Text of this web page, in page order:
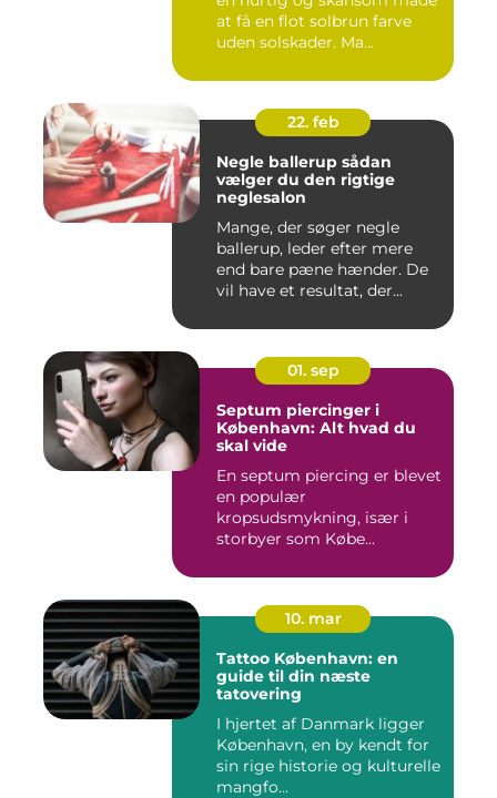
at få en flot solbrun farve
uden solskader. Ma...
22. feb
Negle ballerup sådan
vælger du den rigtige
neglesalon
Mange, der søger negle
ballerup, leder efter mere
end bare pæne hænder. De
vil have et resultat, der...
01. sep
Septum piercinger i
København: Alt hvad du
skal vide
En septum piercing er blevet
en populær
kropsudsmykning, især i
storbyer som Købe...
10. mar
Tattoo København: en
guide til din næste
tatovering
I hjertet af Danmark ligger
København, en by kendt for
sin rige historie og kulturelle
mangfo...